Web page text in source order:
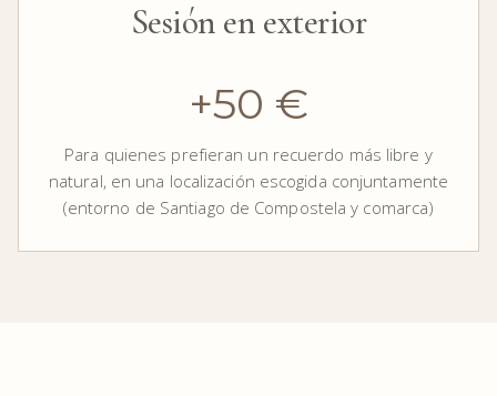
Sesión en exterior
+50 €
Para quienes prefieran un recuerdo más libre y
natural, en una localización escogida conjuntamente
(entorno de Santiago de Compostela y comarca)